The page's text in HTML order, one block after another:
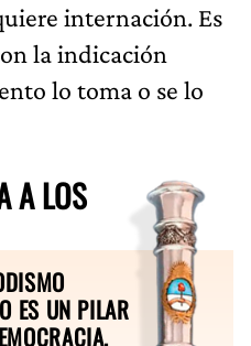
internación. Es
la indicación
lo toma o se lo
A LOS
ES UN PILAR